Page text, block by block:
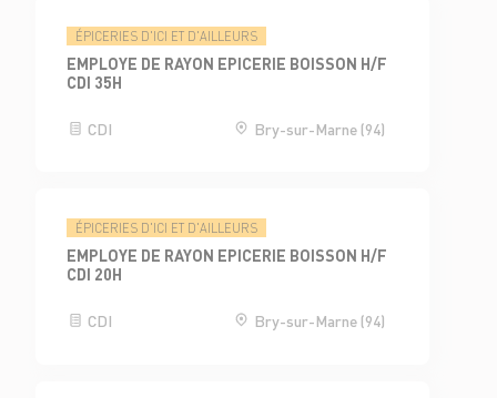
ÉPICERIES D'ICI ET D'AILLEURS
EMPLOYE DE RAYON EPICERIE BOISSON H/F
CDI 35H
CDI Bry-sur-Marne (94)
ÉPICERIES D'ICI ET D'AILLEURS
EMPLOYE DE RAYON EPICERIE BOISSON H/F
CDI 20H
CDI Bry-sur-Marne (94)